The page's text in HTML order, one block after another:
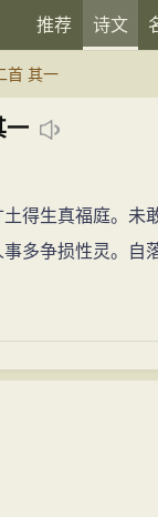
推荐 诗文
首 其一
一
得生真福庭。未
多争损性灵。自